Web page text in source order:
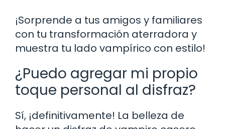
¡Sorprende a tus amigos y familiares
con tu transformación aterradora y
muestra tu lado vampírico con estilo!
¿Puedo agregar mi propio
toque personal al disfraz?
Sí, ¡definitivamente! La belleza de